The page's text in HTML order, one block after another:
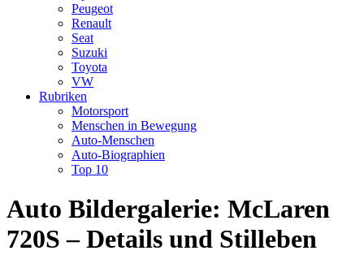
Peugeot
Renault
Seat
Suzuki
Toyota
VW
Rubriken
Motorsport
Menschen in Bewegung
Auto-Menschen
Auto-Biographien
Top 10
Auto Bildergalerie: McLaren
720S – Details und Stilleben